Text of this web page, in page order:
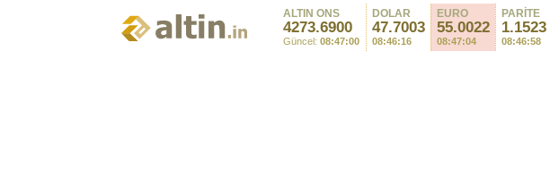
ALTIN ONS
4273.6900
Güncel: 08:47:00
DOLAR
47.7003
08:46:16
EURO
55.0022
08:47:04
PARİTE
1.1523
08:46:58